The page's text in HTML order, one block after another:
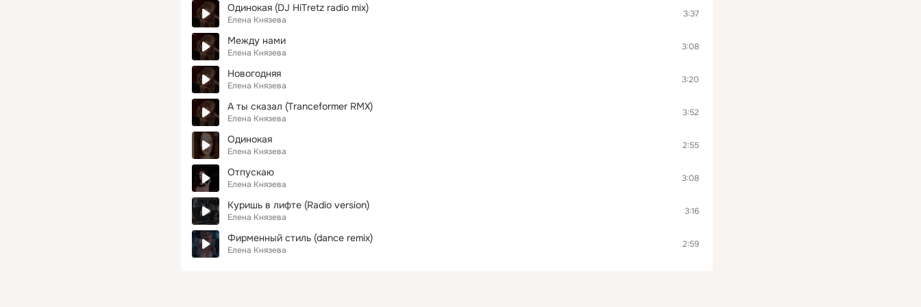
Одинокая (DJ HiTretz radio mix)
Елена Князева
3:37
Между нами
Елена Князева
3:08
Новогодняя
Елена Князева
3:20
А ты сказал (Tranceformer RMX)
Елена Князева
3:52
Одинокая
Елена Князева
2:55
Отпускаю
Елена Князева
3:08
Куришь в лифте (Radio version)
Елена Князева
3:16
Фирменный стиль (dance remix)
Елена Князева
2:59